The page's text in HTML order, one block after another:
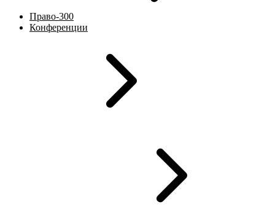
Право-300
Конференции